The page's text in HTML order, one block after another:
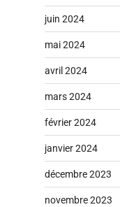
juin 2024
mai 2024
avril 2024
mars 2024
février 2024
janvier 2024
décembre 2023
novembre 2023